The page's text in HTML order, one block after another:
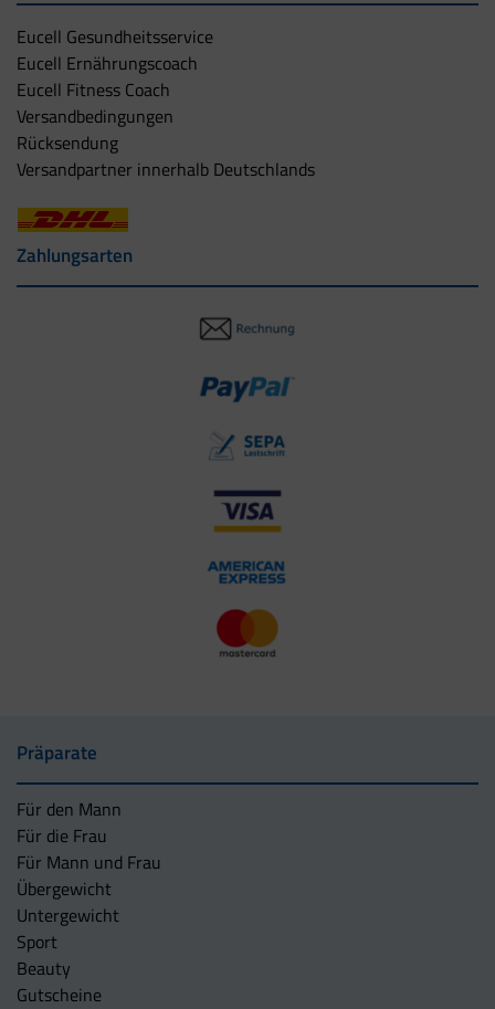
Eucell Gesundheitsservice
Eucell Ernährungscoach
Eucell Fitness Coach
Versandbedingungen
Rücksendung
Versandpartner innerhalb Deutschlands
Zahlungsarten
Präparate
Für den Mann
Für die Frau
Für Mann und Frau
Übergewicht
Untergewicht
Sport
Beauty
Gutscheine